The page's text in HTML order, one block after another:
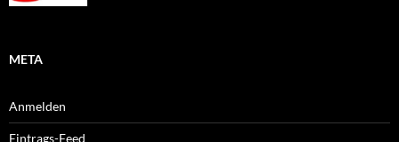
META
Anmelden
Eintrags-Feed